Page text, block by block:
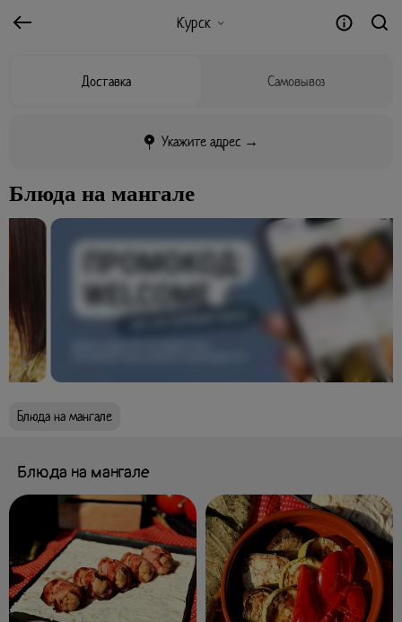
Курск
Доставка Самовывоз
Укажите адрес →
Блюда на мангале
Блюда на мангале
Блюда на мангале